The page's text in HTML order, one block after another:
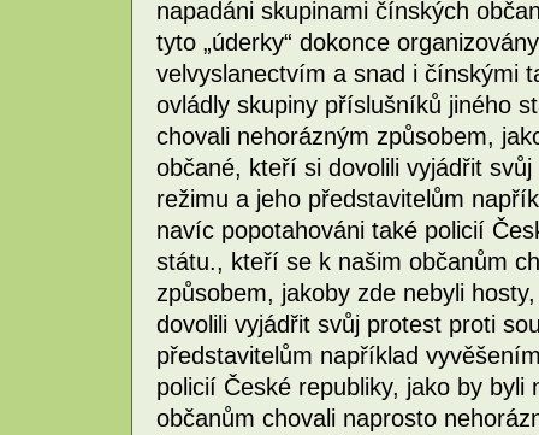
napadáni skupinami čínských
tyto „úderky“ dokonce
velvyslanectvím a snad i čínskými
ovládly skupiny příslušníků jiného
chovali nehorázným způsobem,
občané, kteří si dovolili vyjádřit
režimu a jeho představitelům
navíc popotahováni také policií
státu., kteří se k našim občanům
způsobem, jakoby zde nebyli
dovolili vyjádřit svůj protest proti
představitelům například
policií České republiky, jako by
občanům chovali naprosto